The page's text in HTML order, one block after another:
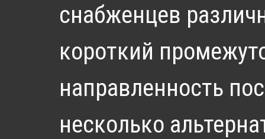
снабженцев
короткий
направленность
несколько